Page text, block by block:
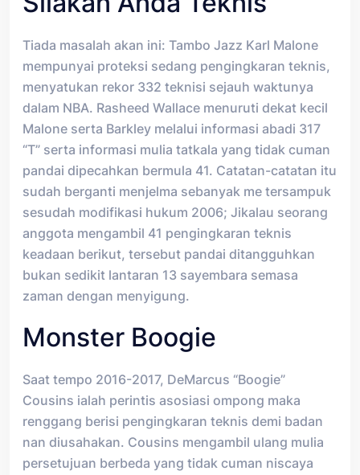
Tiada masalah akan ini: Tambo Jazz Karl Malone
mempunyai proteksi sedang pengingkaran teknis,
menyatukan rekor 332 teknisi sejauh waktunya
dalam NBA. Rasheed Wallace menuruti dekat kecil
Malone serta Barkley melalui informasi abadi 317
“T” serta informasi mulia tatkala yang tidak cuman
pandai dipecahkan bermula 41. Catatan-catatan itu
sudah berganti menjelma sebanyak me tersampuk
sesudah modifikasi hukum 2006; Jikalau seorang
anggota mengambil 41 pengingkaran teknis
keadaan berikut, tersebut pandai ditangguhkan
bukan sedikit lantaran 13 sayembara semasa
zaman dengan menyigung.
Monster Boogie
Saat tempo 2016-2017, DeMarcus “Boogie”
Cousins ialah perintis asosiasi ompong maka
renggang berisi pengingkaran teknis demi badan
nan diusahakan. Cousins mengambil ulang mulia
persetujuan berbeda yang tidak cuman niscaya